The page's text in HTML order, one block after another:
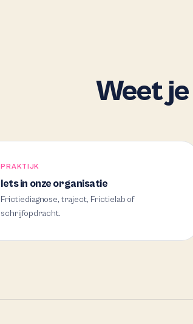
Weet
PRAKTIJK
Iets in onze organisatie
Frictiediagnose, traject, Frictielab of
schrijfopdracht.